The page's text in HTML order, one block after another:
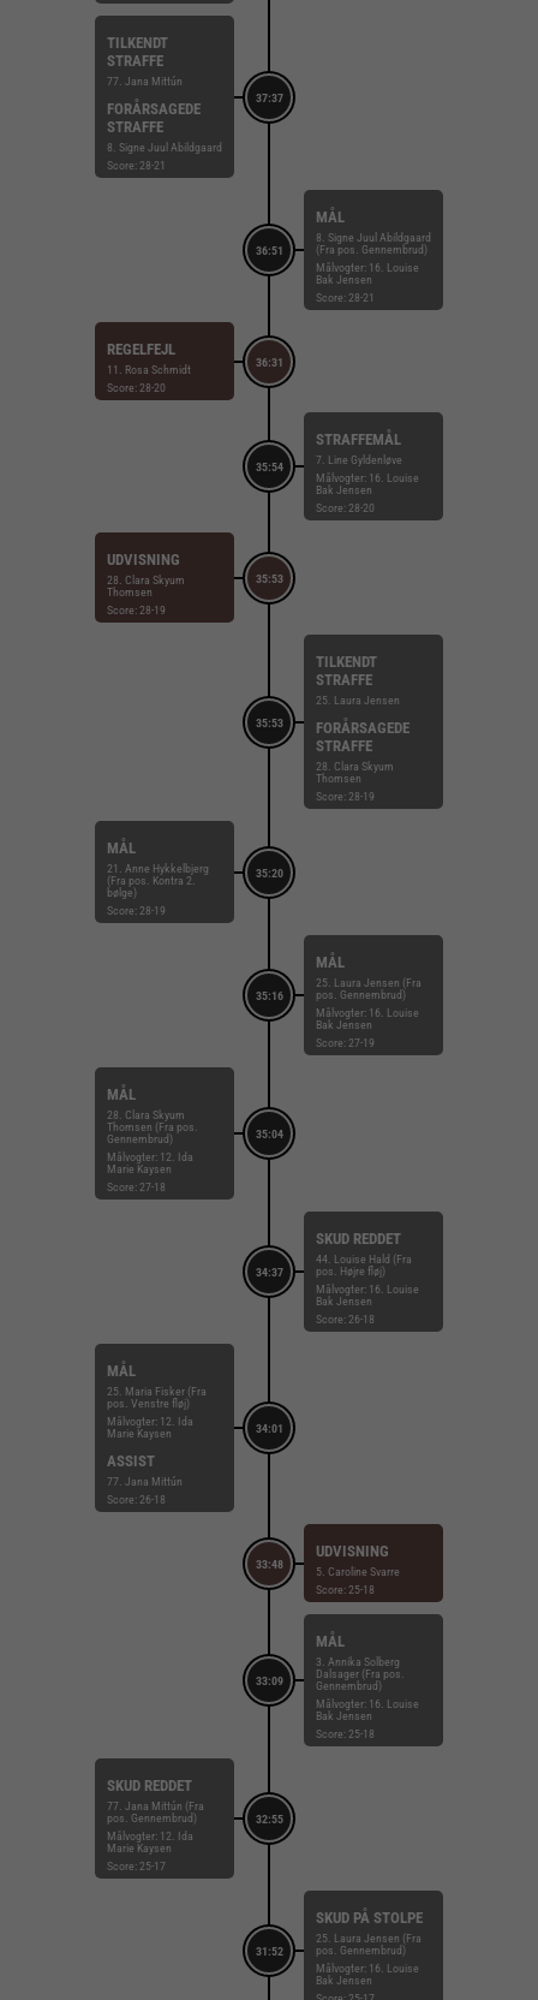
37:37
TILKENDT
STRAFFE
77. Jana Mittún
FORÅRSAGEDE
STRAFFE
8. Signe Juul Abildgaard
Score: 28-21
36:51
MÅL
8. Signe Juul Abildgaard
(Fra pos. Gennembrud)
Målvogter: 16. Louise
Bak Jensen
Score: 28-21
36:31
REGELFEJL
11. Rosa Schmidt
Score: 28-20
35:54
STRAFFEMÅL
7. Line Gyldenløve
Målvogter: 16. Louise
Bak Jensen
Score: 28-20
35:53
UDVISNING
28. Clara Skyum
Thomsen
Score: 28-19
35:53
TILKENDT
STRAFFE
25. Laura Jensen
FORÅRSAGEDE
STRAFFE
28. Clara Skyum
Thomsen
Score: 28-19
35:20
MÅL
21. Anne Hykkelbjerg
(Fra pos. Kontra 2.
bølge)
Score: 28-19
35:16
MÅL
25. Laura Jensen (Fra
pos. Gennembrud)
Målvogter: 16. Louise
Bak Jensen
Score: 27-19
35:04
MÅL
28. Clara Skyum
Thomsen (Fra pos.
Gennembrud)
Målvogter: 12. Ida
Marie Kaysen
Score: 27-18
34:37
SKUD REDDET
44. Louise Hald (Fra
pos. Højre fløj)
Målvogter: 16. Louise
Bak Jensen
Score: 26-18
34:01
MÅL
25. Maria Fisker (Fra
pos. Venstre fløj)
Målvogter: 12. Ida
Marie Kaysen
ASSIST
77. Jana Mittún
Score: 26-18
33:48
UDVISNING
5. Caroline Svarre
Score: 25-18
33:09
MÅL
3. Annika Solberg
Dalsager (Fra pos.
Gennembrud)
Målvogter: 16. Louise
Bak Jensen
Score: 25-18
32:55
SKUD REDDET
77. Jana Mittún (Fra
pos. Gennembrud)
Målvogter: 12. Ida
Marie Kaysen
Score: 25-17
31:52
SKUD PÅ STOLPE
25. Laura Jensen (Fra
pos. Gennembrud)
Målvogter: 16. Louise
Bak Jensen